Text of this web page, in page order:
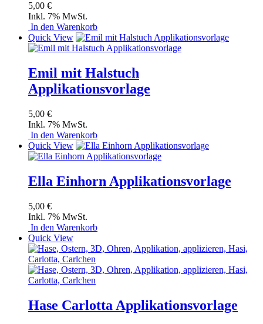
5,00 €
Inkl. 7% MwSt.
In den Warenkorb
Quick View
Emil mit Halstuch
Applikationsvorlage
5,00 €
Inkl. 7% MwSt.
In den Warenkorb
Quick View
Ella Einhorn Applikationsvorlage
5,00 €
Inkl. 7% MwSt.
In den Warenkorb
Quick View
Hase Carlotta Applikationsvorlage